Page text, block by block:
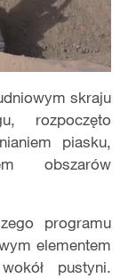
Auto
Auto
skraju
rozpoczęto
piasku,
obszarów
programu
elementem
pustyni.